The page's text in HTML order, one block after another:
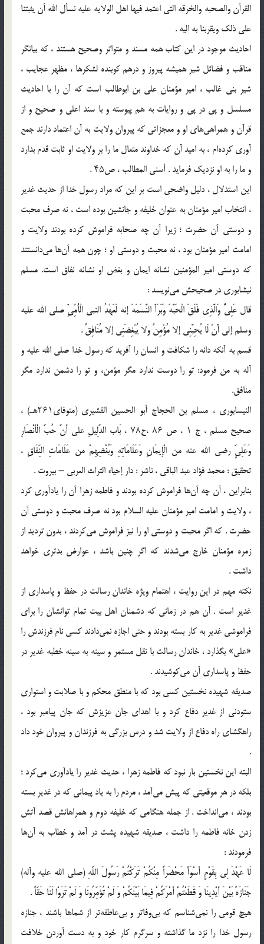
القرآن والصحبه والخرقه التی اعتمد فیها اهل الولایه علیه نسأل الله أن یثبتنا
علی ذلک ویقربنا به الیه .
احادیث موجود در این کتاب همه مسند و متواتر وصحیح هستند ، که بیانگر
مناقب و فضائل شیر همیشه پیروز و درهم کوبنده لشکرها ، مظهر عجایب ،
شیر بنی غالب ، امیر مؤمنان علی بن ابوطالب است که آن را با احادیث
مسلسل و پی در پی و روایات به هم پیوسته و با سند اعلی و صحیح و از
قرآن و همراهی‌های او و معجزاتی که پیروان ولایت به آن اعتماد دارند جمع
آوری کرده‌ام ، به امید آن که خداوند متعال ما را بر ولایت او ثابت قدم بدارد
و ما را به او نزدیک فرماید . أسنی المطالب ، ص۴۵ .
این استدلال ، دلیل واضحی است بر این که مراد رسول خدا از حدیث غدیر
، انتخاب امیر مؤمنان به عنوان خلیفه و جانشین بوده است ، نه صرف محبت
و دوستی آن حضرت ؛ زیرا آن چه صحابه فراموش کرده بودند ولایت و
امامت امیر مؤمنان بود ، نه محبت و دوستی او ؛ چون همه آن‌ها می‌دانستند
که دوستی امیر المؤمنین نشانه ایمان و بغض او نشانه نفاق است. مسلم
نیشابوری در صحیحش می‌نویسد :
قال عَلِیٌّ وَالَّذِی فَلَقَ الْحَبَّهَ وَبَرَأَ النَّسَمَهَ إنه لَعَهْدُ النبی الْأُمِّیِّ صلى الله علیه
وسلم إلی أَنْ لَا یُحِبَّنِی إلا مُؤْمِنٌ ولا یُبْغِضَنِی إلا مُنَافِقٌ .
قسم به آنکه دانه را شکافت و انسان را آفرید که رسول خدا صلی الله علیه و
آله به من فرمود: تو را دوست ندارد مگر مؤمن، و تو را دشمن ندارد مگر
منافق.
النیسابوری ، مسلم بن الحجاج أبو الحسین القشیری (متوفای۲۶۱هـ) ،
صحیح مسلم ، ج ۱ ، ص ۸۶ ،ح۷۸ ، بَاب الدَّلِیلِ على أَنَّ حُبَّ الْأَنْصَارِ
وَعَلِیٍّ رضی الله عنه من الْإِیمَانِ وَعَلَامَاتِهِ وَبُغْضِهِمْ من عَلَامَاتِ النِّفَاقِ ،
تحقیق : محمد فؤاد عبد الباقی ، ناشر : دار إحیاء التراث العربی – بیروت .
بنابراین ، آن چه آن‌ها فراموش کرده بودند و فاطمه زهرا آن را یادآوری کرد
، ولایت و امامت امیر مؤمنان علیه السلام بود نه صرف محبت و دوستی آن
حضرت . که اگر محبت و دوستی او را نیز فراموش می‌کردند ، بدون تردید از
زمره مؤمنان خارج می‌شدند که اگر چنین باشد ، عوارض بدتری خواهد
داشت .
نکته مهم در این روایت ، اهتمام ویژه خاندان رسالت در حفظ و پاسداری از
غدیر است . آن هم در زمانی که دشمنان اهل بیت تمام توانشان را برای
فراموشی غدیر به کار بسته بودند‌ و حتی اجازه نمی‌دادند کسی نام فرزندش را
«علی» بگذارد ، خاندان رسالت با نقل مستمر و سینه به سینه خطبه غدیر در
حفظ و پاسداری آن می‌کوشیدند .
صدیقه شهیده نخستین کسی بود که با منطق محکم و با صلابت و استواری
ستودنی از غدیر دفاع کرد و با اهدای جان عزیزش که جان پیامبر بود‌ ،
راهگشای راه دفاع از ولایت شد و درس بزرگی به فرزندان و پیروان خود داد
.
البته این نخستین بار نبود که فاطمه زهرا ، حدیث غدیر را یادآوری می‌کرد ؛
بلکه در هر موقعیتی که پیش می‌آمد ، مردم را به یاد پیمانی که در غدیر بسته
بودند ، می‌انداخت . از جمله هنگامی که خلیفه دوم و همراهانش قصد آتش
زدن خانه فاطمه را داشت ، صدیقه شهیده پشت در آمد و خطاب به آن‌ها
فرمودند :
لَا عَهْدَ لِی بِقَوْمٍ أَسْوَأَ مَحْضَراً مِنْکُمْ تَرَکْتُمْ رَسُولَ اللَّهِ (صلی الله علیه وآله)
جَنَازَهً بَیْنَ أَیْدِینَا وَ قَطَعْتُمْ أَمْرَکُمْ فِیمَا بَیْنَکُمْ وَ لَمْ تُؤَمِّرُونَا وَ لَمْ تَرَوْا لَنَا حَقّاً .
هیچ قومى را نمى‌شناسم که بى‌وفاتر و بى‌عاطفه‌تر از شماها باشند ، جنازه
رسول خدا را نزد ما گذاشته و سرگرم کار خود و به دست آوردن خلافت